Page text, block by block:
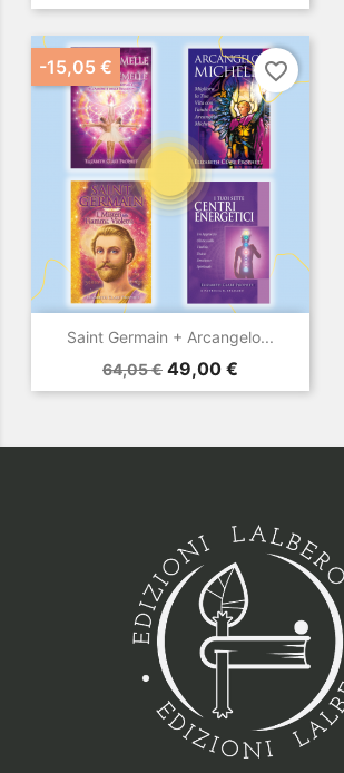
base
Saint Germain + Arcangelo...
Prezzo
base
64,05 € Prezzo
49,00 €
-15,05 € favorite_border